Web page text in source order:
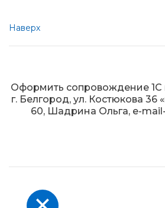
Наверх
Оформить сопровождение 1С
г. Белгород, ул. Костюкова 36
60, Шадрина Ольга, e-mail-